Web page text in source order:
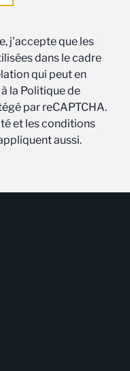
j'accepte que les
dans le cadre
qui peut en
la Politique de
par reCAPTCHA.
et les conditions
aussi.